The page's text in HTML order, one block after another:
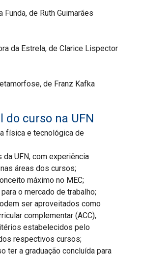
Funda, de Ruth Guimarães
da Estrela, de Clarice Lispector
de Franz Kafka
do curso na UFN
física e tecnológica de
UFN, com experiência
áreas dos cursos;
máximo no MEC;
o mercado de trabalho;
ser aproveitados como
complementar (ACC),
estabelecidos pelo
respectivos cursos;
ter a graduação concluída para